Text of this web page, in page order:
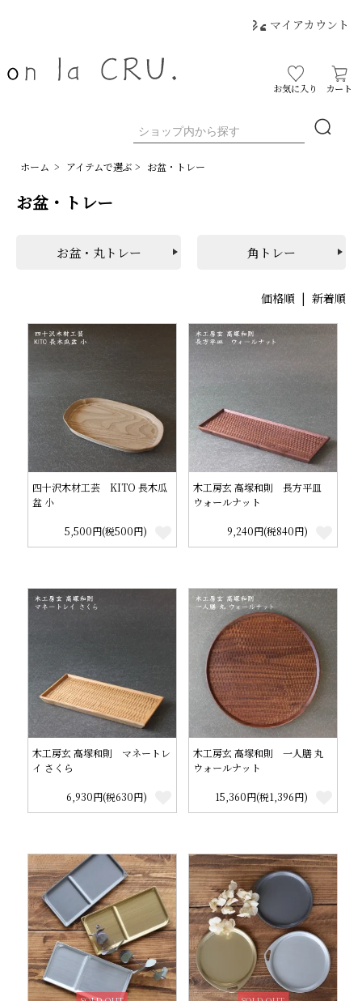
マイアカウント
お気に入り カート
ホーム > アイテムで選ぶ > お盆・トレー
お盆・トレー
お盆・丸トレー 角トレー
価格順 | 新着順
四十沢木材工芸 KITO 長木瓜
盆 小
5,500円(税500円)
木工房玄 高塚和則 長方平皿
ウォールナット
9,240円(税840円)
木工房玄 高塚和則 マネートレ
イ さくら
6,930円(税630円)
木工房玄 高塚和則 一人膳 丸
ウォールナット
15,360円(税1,396円)